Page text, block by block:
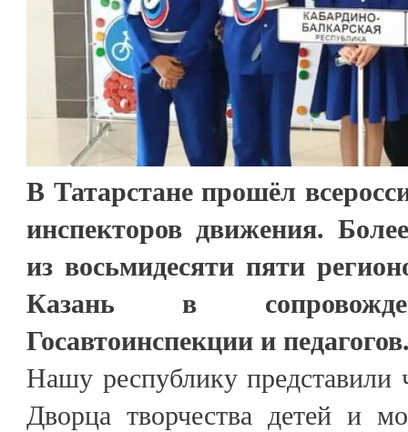
В Татарстане прошёл
инспекторов движения.
из восьмидесяти пяти
Казань в
Госавтоинспекции и
Нашу республику представили
Дворца творчества детей и